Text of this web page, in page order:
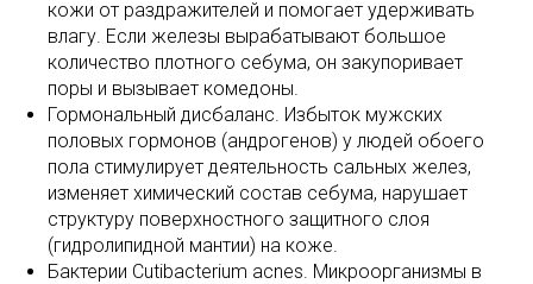
кожи от раздражителей и помогает удерживать
влагу. Если железы вырабатывают большое
количество плотного себума, он закупоривает
поры и вызывает комедоны.
Гормональный дисбаланс. Избыток мужских
половых гормонов (андрогенов) у людей обоего
пола стимулирует деятельность сальных желез,
изменяет химический состав себума, нарушает
структуру поверхностного защитного слоя
(гидролипидной мантии) на коже.
Бактерии Cutibacterium acnes. Микроорганизмы в